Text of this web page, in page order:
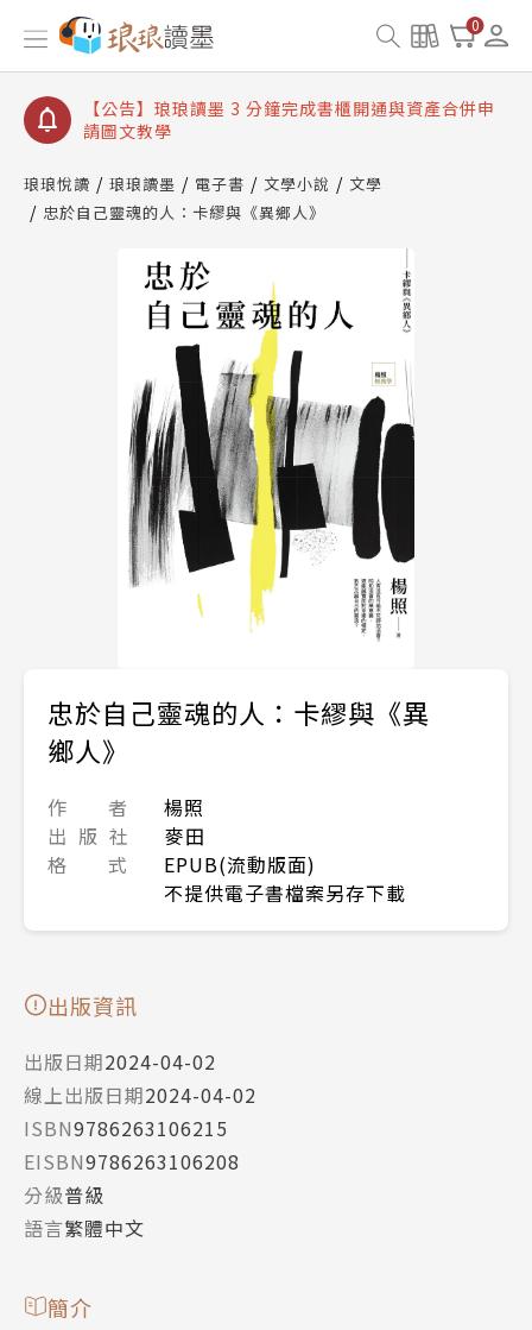
0
【公告】琅琅讀墨數位閱讀資產合併與書櫃開通申請
【公告】琅琅讀墨書櫃開通常見問題
【公告】琅琅讀墨 3 分鐘完成書櫃開通與資產合併申
請圖文教學
查詢
【公告】琅琅讀墨數位閱讀資產合併與書櫃開通申請
琅琅悅讀 琅琅讀墨 電子書 文學小說
文學
忠於自己靈魂的人：卡繆與《異鄉人》
忠於自己靈魂的人：卡繆與《異
鄉人》
作 者
楊照
出 版 社
麥田
格 式
EPUB(流動版面)
不提供電子書檔案另存下載
出版資訊
出版日期2024-04-02
線上出版日期2024-04-02
ISBN9786263106215
EISBN9786263106208
分級普級
語言繁體中文
簡介